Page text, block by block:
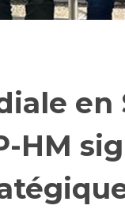
Maladies
en
HM